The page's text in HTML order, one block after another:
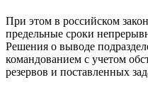
При этом в российском
предельные сроки
Решения о выводе
командованием с учетом
резервов и поставленных